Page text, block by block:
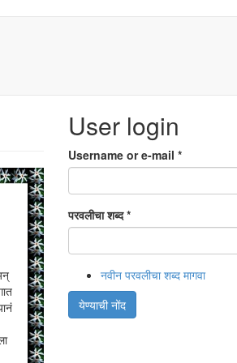
User login
Username or e-mail *
परवलीचा शब्द*
नवीन परवलीचा शब्द मागवा
येण्याची नोंद